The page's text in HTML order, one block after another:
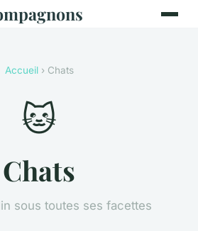
Accueil› Chats
🐱
Chats
sous toutes ses facettes